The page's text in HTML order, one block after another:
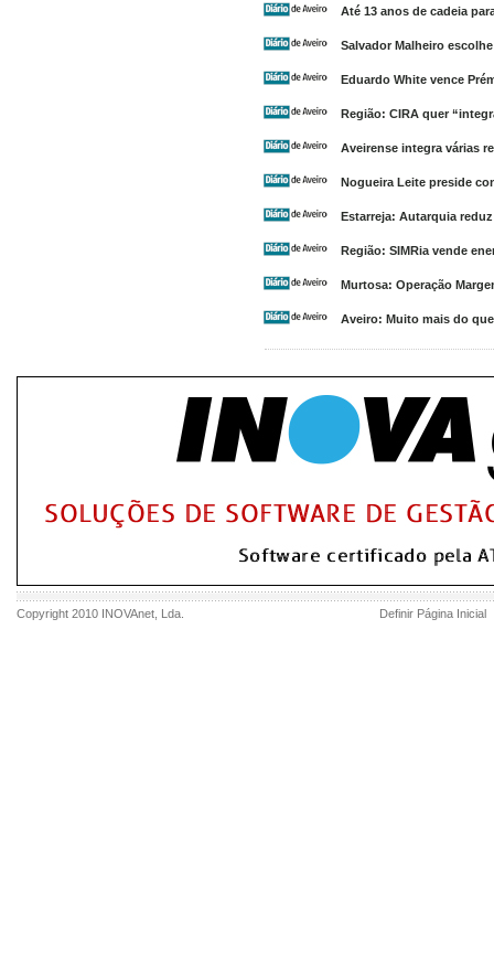
Até 13 anos de cadeia
Salvador Malheiro
Eduardo White vence
Região: CIRA quer
Aveirense integra várias
Nogueira Leite preside
Estarreja: Autarquia
Região: SIMRia vende
Murtosa: Operação
Aveiro: Muito mais do
Copyright 2010 INOVAnet , Lda. Definir Página Inicial